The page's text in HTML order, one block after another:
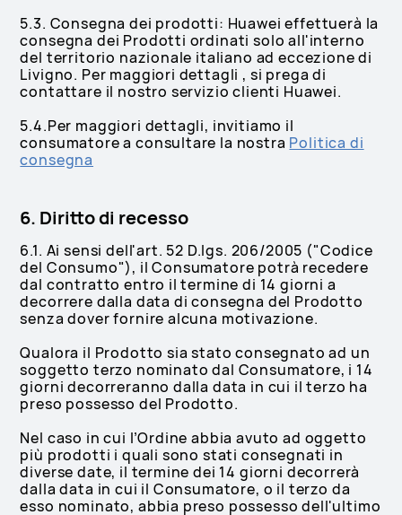
5.3. Consegna dei prodotti: Huawei effettuerà la
consegna dei Prodotti ordinati solo all'interno
del territorio nazionale italiano ad eccezione di
Livigno. Per maggiori dettagli , si prega di
contattare il nostro servizio clienti Huawei.
5.4.Per maggiori dettagli, invitiamo il
consumatore a consultare la nostra Politica di
consegna
6. Diritto di recesso
6.1. Ai sensi dell'art. 52 D.lgs. 206/2005 ("Codice
del Consumo"), il Consumatore potrà recedere
dal contratto entro il termine di 14 giorni a
decorrere dalla data di consegna del Prodotto
senza dover fornire alcuna motivazione.
Qualora il Prodotto sia stato consegnato ad un
soggetto terzo nominato dal Consumatore, i 14
giorni decorreranno dalla data in cui il terzo ha
preso possesso del Prodotto.
Nel caso in cui l’Ordine abbia avuto ad oggetto
più prodotti i quali sono stati consegnati in
diverse date, il termine dei 14 giorni decorrerà
dalla data in cui il Consumatore, o il terzo da
esso nominato, abbia preso possesso dell'ultimo